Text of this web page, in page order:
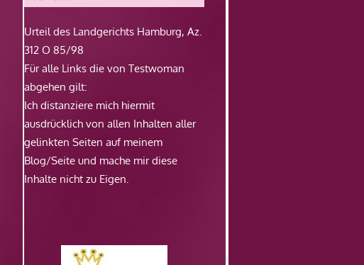
Urteil des Landgerichts Hamburg, Az.
312 O 85/98
Für alle Links die von Testwoman
abgehen gilt:
Ich distanziere mich hiermit
ausdrücklich von allen Inhalten aller
gelinkten Seiten auf meinem
Blog/Seite und mache mir diese
Inhalte nicht zu Eigen.